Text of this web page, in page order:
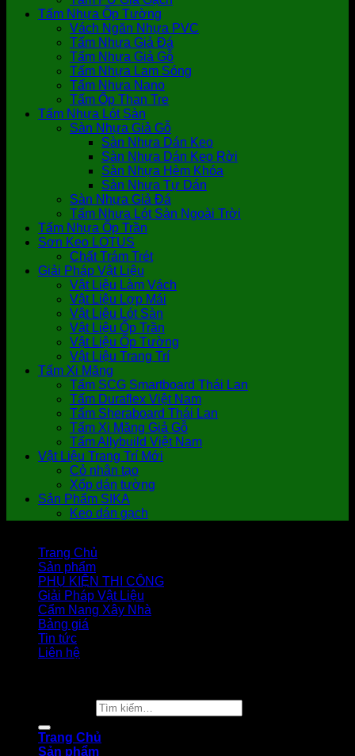
Tấm Nhựa Ốp Tường
Vách Ngăn Nhựa PVC
Tấm Nhựa Giả Đá
Tấm Nhựa Giả Gỗ
Tấm Nhựa Lam Sóng
Tấm Nhựa Nano
Tấm Ốp Than Tre
Tấm Nhựa Lót Sàn
Sàn Nhựa Giả Gỗ
Sàn Nhựa Dán Keo
Sàn Nhựa Dán Keo Rời
Sàn Nhựa Hèm Khóa
Sàn Nhựa Tự Dán
Sàn Nhựa Giả Đá
Tấm Nhựa Lót Sàn Ngoài Trời
Tấm Nhựa Ốp Trần
Sơn Keo LOTUS
Chất Trám Trét
Giải Pháp Vật Liệu
Vật Liệu Làm Vách
Vật Liệu Lợp Mái
Vật Liệu Lót Sàn
Vật Liệu Ốp Trần
Vật Liệu Ốp Tường
Vật Liệu Trang Trí
Tấm Xi Măng
Tấm SCG Smartboard Thái Lan
Tấm Duraflex Việt Nam
Tấm Sheraboard Thái Lan
Tấm Xi Măng Giả Gỗ
Tấm Allybuild Việt Nam
Vật Liệu Trang Trí Mới
Cỏ nhân tạo
Xốp dán tường
Sản Phẩm SIKA
Keo dán gạch
Trang Chủ
Sản phẩm
PHỤ KIỆN THI CÔNG
Giải Pháp Vật Liệu
Cẩm Nang Xây Nhà
Bảng giá
Tin tức
Liên hệ
Trang Chủ
Sản phẩm